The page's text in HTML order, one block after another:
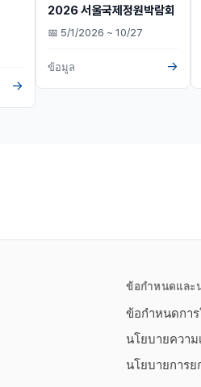
→
ข้อมูล
2026 서울국제정원박람회
📅 5/1/2026 ~ 10/27
ข้อมูล →
ข้อกำหนดและ
ข้อกำหนดการ
นโยบายควา
นโยบายการย